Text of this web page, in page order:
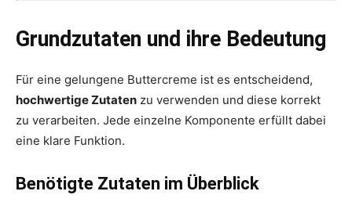
Grundzutaten und ihre Bedeutung
Für eine gelungene Buttercreme ist es entscheidend,
hochwertige Zutaten zu verwenden und diese korrekt
zu verarbeiten. Jede einzelne Komponente erfüllt dabei
eine klare Funktion.
Benötigte Zutaten im Überblick